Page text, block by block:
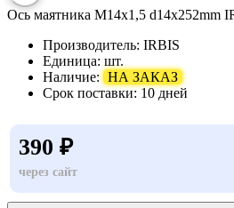
Ось маятника M14х1,5 d14х252mm
Производитель: IRBIS
Единица: шт.
Наличие: НА ЗАКАЗ
Срок поставки: 10 дней
390 ₽
через сайт